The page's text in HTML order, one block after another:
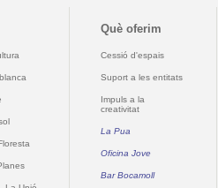
Què oferim
Cessió d'espais
Suport a les entitats
Impuls a la
creativitat
La Pua
Oficina Jove
Bar Bocamoll